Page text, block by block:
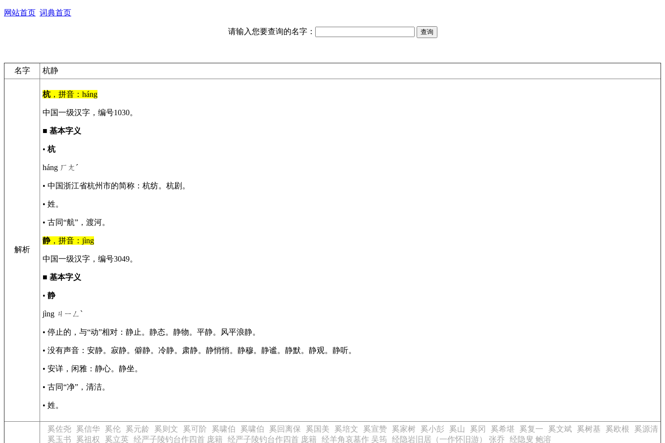
网站首页 词典首页
请输入您要查询的名字：
名字 杭静
解析
杭，拼音：háng
中国一级汉字，编号1030。
■ 基本字义
• 杭
háng ㄏㄤˊ
• 中国浙江省杭州市的简称：杭纺。杭剧。
• 姓。
• 古同“航”，渡河。
静，拼音：jìng
中国一级汉字，编号3049。
■ 基本字义
• 静
jìng ㄐㄧㄥˋ
• 停止的，与“动”相对：静止。静态。静物。平静。风平浪静。
• 没有声音：安静。寂静。僻静。冷静。肃静。静悄悄。静穆。静谧。静默。静观。静听。
• 安详，闲雅：静心。静坐。
• 古同“净”，清洁。
• 姓。
奚佐尧 奚信华 奚伦 奚元龄 奚则文 奚可阶 奚啸伯 奚啸伯 奚回离保 奚国美 奚培文 奚宣赞 奚家树 奚小彭 奚山 奚冈 奚希堪 奚复一 奚文斌 奚树基 奚欧根
奚源清
奚玉书
奚祖权 奚立英 经严子陵钓台作四首 庞籍 经严子陵钓台作四首 庞籍 经羊角哀墓作 吴筠 经隐岩旧居（一作怀旧游） 张乔 经隐叟 鲍溶